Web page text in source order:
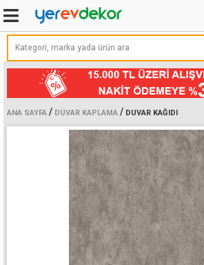
ANA SAYFA / DUVAR KAPLAMA / DUVAR KAĞIDI